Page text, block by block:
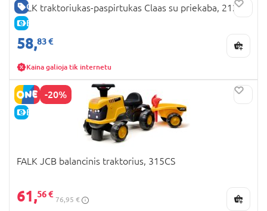
GERA KAINA
E-KAINA
FALK traktoriukas-paspirtukas Claas su priekaba, 212C
58,83 €
Kaina galioja tik internetu
-20%
E-KAINA
FALK JCB balancinis traktorius, 315CS
61,56 €
76,95 €